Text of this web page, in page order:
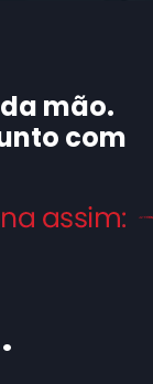
mão.
com